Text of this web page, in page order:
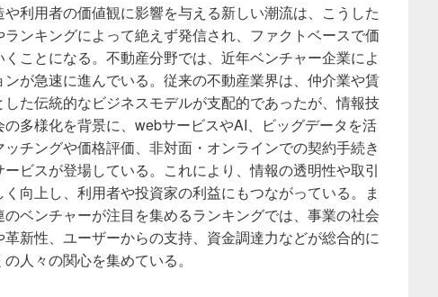
利用者の価値観に影響を与える新しい潮流は、こうした
ンキングによって絶えず発信され、ファクトベースで価
ことになる。不動産分野では、近年ベンチャー企業によ
ンが急速に進んでいる。従来の不動産業界は、仲介業や賃
た伝統的なビジネスモデルが支配的であったが、情報技
多様化を背景に、webサービスやAI、ビッグデータを活
チングや価格評価、非対面・オンラインでの契約手続き
ビスが登場している。これにより、情報の透明性や取引
向上し、利用者や投資家の利益にもつながっている。ま
のベンチャーが注目を集めるランキングでは、事業の社会
革新性、ユーザーからの支持、資金調達力などが総合的に
人々の関心を集めている。